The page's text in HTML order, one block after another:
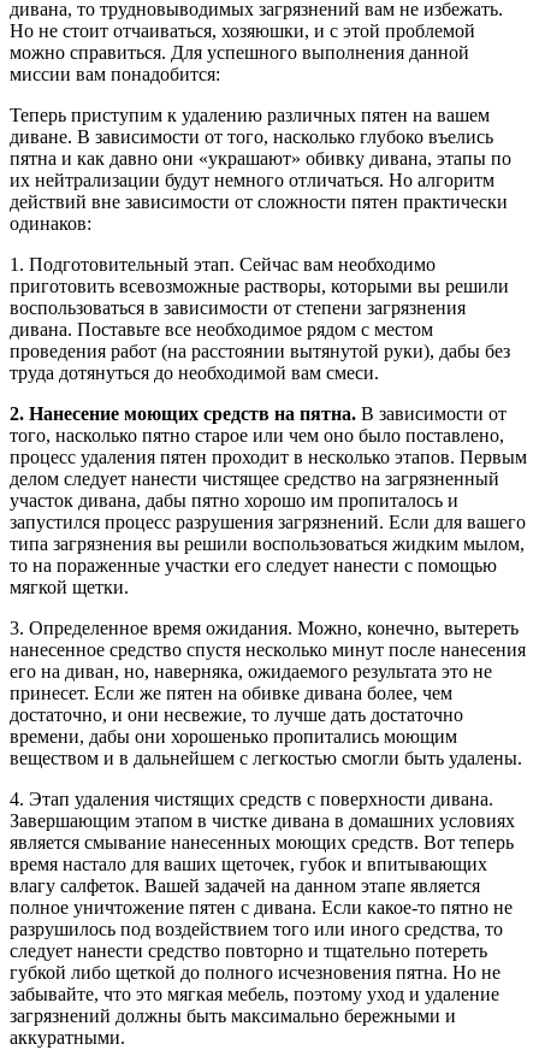
дивана, то трудновыводимых загрязнений вам не избежать.
Но не стоит отчаиваться, хозяюшки, и с этой проблемой
можно справиться. Для успешного выполнения данной
миссии вам понадобится:
Теперь приступим к удалению различных пятен на вашем
диване. В зависимости от того, насколько глубоко въелись
пятна и как давно они «украшают» обивку дивана, этапы по
их нейтрализации будут немного отличаться. Но алгоритм
действий вне зависимости от сложности пятен практически
одинаков:
1. Подготовительный этап. Сейчас вам необходимо
приготовить всевозможные растворы, которыми вы решили
воспользоваться в зависимости от степени загрязнения
дивана. Поставьте все необходимое рядом с местом
проведения работ (на расстоянии вытянутой руки), дабы без
труда дотянуться до необходимой вам смеси.
2. Нанесение моющих средств на пятна. В зависимости от
того, насколько пятно старое или чем оно было поставлено,
процесс удаления пятен проходит в несколько этапов. Первым
делом следует нанести чистящее средство на загрязненный
участок дивана, дабы пятно хорошо им пропиталось и
запустился процесс разрушения загрязнений. Если для вашего
типа загрязнения вы решили воспользоваться жидким мылом,
то на пораженные участки его следует нанести с помощью
мягкой щетки.
3. Определенное время ожидания. Можно, конечно, вытереть
нанесенное средство спустя несколько минут после нанесения
его на диван, но, наверняка, ожидаемого результата это не
принесет. Если же пятен на обивке дивана более, чем
достаточно, и они несвежие, то лучше дать достаточно
времени, дабы они хорошенько пропитались моющим
веществом и в дальнейшем с легкостью смогли быть удалены.
4. Этап удаления чистящих средств с поверхности дивана.
Завершающим этапом в чистке дивана в домашних условиях
является смывание нанесенных моющих средств. Вот теперь
время настало для ваших щеточек, губок и впитывающих
влагу салфеток. Вашей задачей на данном этапе является
полное уничтожение пятен с дивана. Если какое-то пятно не
разрушилось под воздействием того или иного средства, то
следует нанести средство повторно и тщательно потереть
губкой либо щеткой до полного исчезновения пятна. Но не
забывайте, что это мягкая мебель, поэтому уход и удаление
загрязнений должны быть максимально бережными и
аккуратными.